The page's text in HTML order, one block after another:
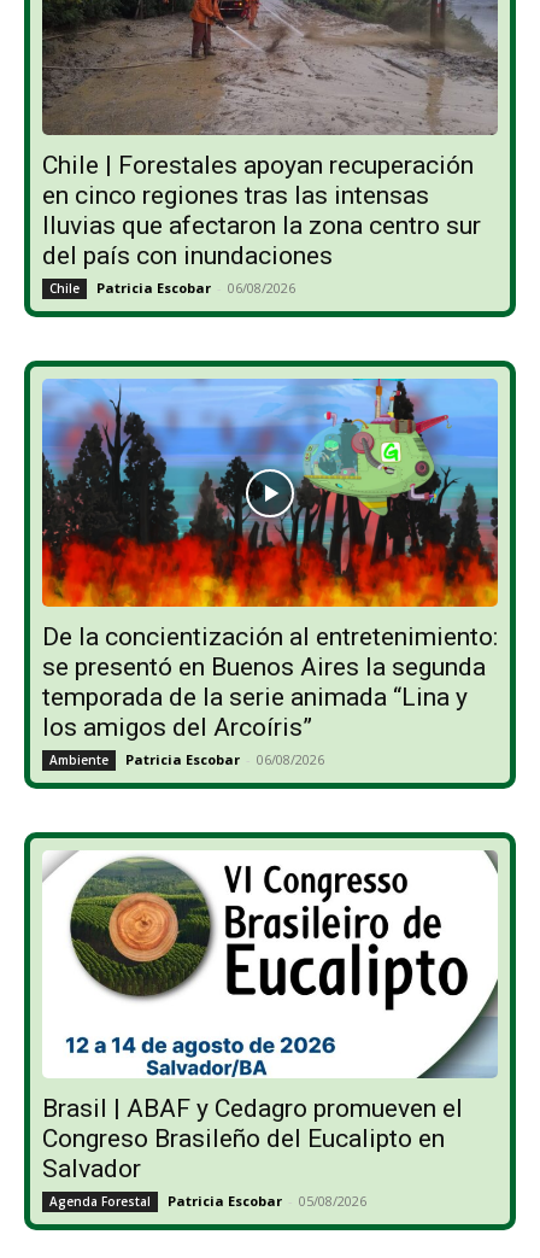
Chile | Forestales apoyan recuperación
en cinco regiones tras las intensas
lluvias que afectaron la zona centro sur
del país con inundaciones
Chile Patricia Escobar - 06/08/2026
De la concientización al entretenimiento:
se presentó en Buenos Aires la segunda
temporada de la serie animada “Lina y
los amigos del Arcoíris”
Ambiente Patricia Escobar - 06/08/2026
Brasil | ABAF y Cedagro promueven el
Congreso Brasileño del Eucalipto en
Salvador
Agenda Forestal Patricia Escobar - 05/08/2026